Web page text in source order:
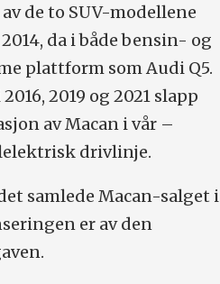
de to SUV-modellene
da i både bensin- og
plattform som Audi Q5.
2019 og 2021 slapp
av Macan i vår –
drivlinje.
samlede Macan-salget i
er av den